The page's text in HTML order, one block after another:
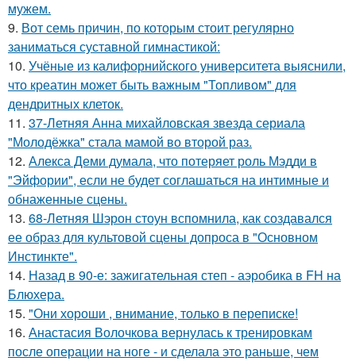
мужем.
9. Вот семь причин, по которым стоит регулярно
заниматься суставной гимнастикой:
10. Учёные из калифорнийского университета выяснили,
что креатин может быть важным "Топливом" для
дендритных клеток.
11. 37-Летняя Анна михайловская звезда сериала
"Молодёжка" стала мамой во второй раз.
12. Алекса Деми думала, что потеряет роль Мэдди в
"Эйфории", если не будет соглашаться на интимные и
обнаженные сцены.
13. 68-Летняя Шэрон стоун вспомнила, как создавался
ее образ для культовой сцены допроса в "Основном
Инстинкте".
14. Назад в 90-е: зажигательная степ - аэробика в FH на
Блюхера.
15. "Они хороши , внимание, только в переписке!
16. Анастасия Волочкова вернулась к тренировкам
после операции на ноге - и сделала это раньше, чем